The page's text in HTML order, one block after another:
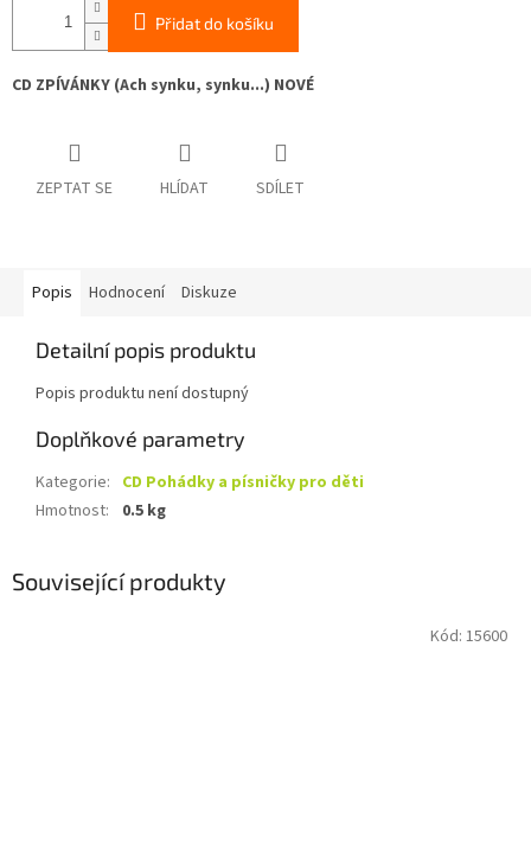
Přidat do košíku
CD ZPÍVÁNKY (Ach synku, synku...) NOVÉ
ZEPTAT SE HLÍDAT SDÍLET
Popis Hodnocení Diskuze
Detailní popis produktu
Popis produktu není dostupný
Doplňkové parametry
Kategorie: CD Pohádky a písničky pro děti
Hmotnost: 0.5 kg
Související produkty
Kód: 15600